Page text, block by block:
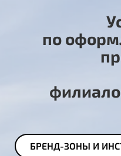
по
БРЕНД-ЗОНЫ И